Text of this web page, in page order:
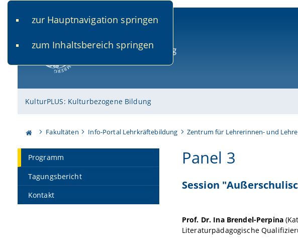
zur Hauptnavigation springen
zum Inhaltsbereich springen
KulturPLUS: Kulturbezogene Bildung
Fakultäten Info-Portal Lehrkräftebildung Zentrum für Lehrerinnen- und
Programm
Tagungsbericht
Kontakt
Panel 3
Session
Prof. Dr. Ina Brendel-Perpina
Literaturpädagogische